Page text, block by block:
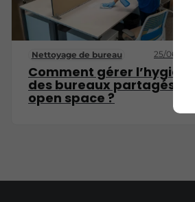
Nettoyage de bureau 25/06/2026
Comment gérer l’hygiène
des bureaux partagés en
open space ?